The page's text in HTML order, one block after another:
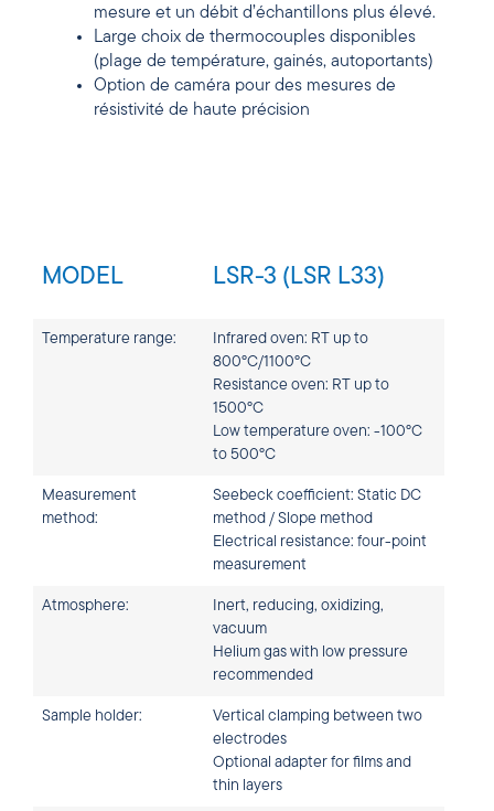
mesure et un débit d’échantillons plus élevé.
Large choix de thermocouples disponibles
(plage de température, gainés, autoportants)
Option de caméra pour des mesures de
résistivité de haute précision
MODEL LSR-3 (LSR L33)
Temperature range:
Infrared oven: RT up to
800°C/1100°C
Resistance oven: RT up to
1500°C
Low temperature oven: -100°C
to 500°C
Measurement
method:
Seebeck coefficient: Static DC
method / Slope method
Electrical resistance: four-point
measurement
Atmosphere:
Inert, reducing, oxidizing,
vacuum
Helium gas with low pressure
recommended
Sample holder:
Vertical clamping between two
electrodes
Optional adapter for films and
thin layers